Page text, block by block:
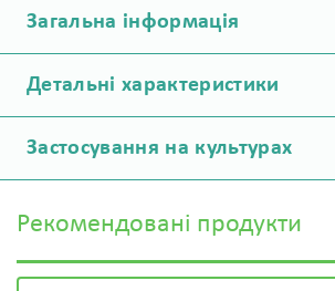
Загальна інформація
Детальні характеристики
Застосування на культурах
Рекомендовані продукти